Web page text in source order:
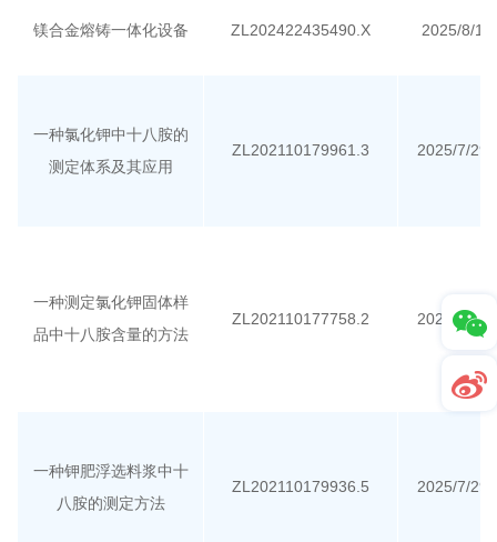
镁合金熔铸一体化设备 ZL202422435490.X 2025/8/1
一种氯化钾中十八胺的
测定体系及其应用
ZL202110179961.3 2025/7/29
一种测定氯化钾固体样
品中十八胺含量的方法
ZL202110177758.2 2025/7/29
一种钾肥浮选料浆中十
八胺的测定方法
ZL202110179936.5 2025/7/29